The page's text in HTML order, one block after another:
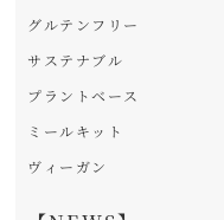
グルテンフリー
サステナブル
プラントベース
ミールキット
ヴィーガン